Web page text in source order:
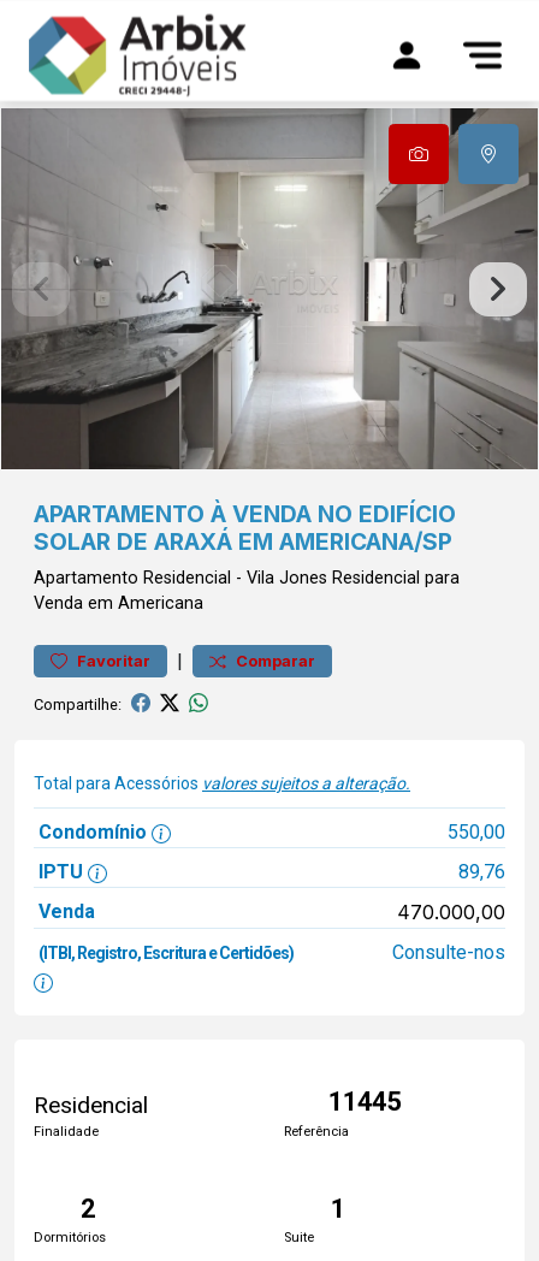
APARTAMENTO À VENDA NO EDIFÍCIO
SOLAR DE ARAXÁ EM AMERICANA/SP
Apartamento Residencial - Vila Jones Residencial para
Venda em Americana
Favoritar | Comparar
Compartilhe:
Total para Acessórios valores sujeitos a alteração.
Condomínio
550,00
IPTU
89,76
Venda
470.000,00
(ITBI, Registro, Escritura e Certidões) Consulte-nos
Residencial
Finalidade
11445
Referência
2
Dormitórios
1
Suite